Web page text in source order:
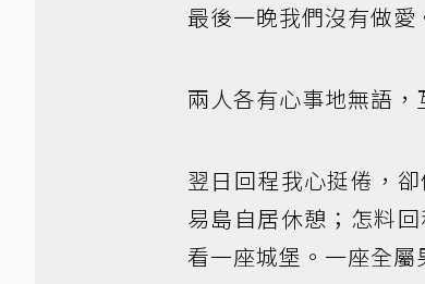
最後一晚我們沒有做愛
兩人各有心事地無語，
翌日回程我心挺倦，
易島自居休憩；怎料
看一座城堡。一座全屬